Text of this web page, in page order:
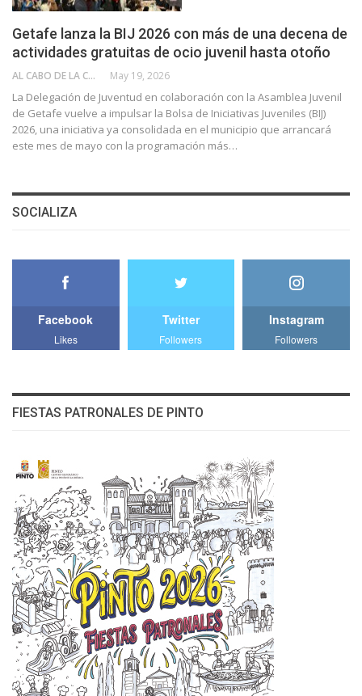
Getafe lanza la BIJ 2026 con más de una decena de
actividades gratuitas de ocio juvenil hasta otoño
AL CABO DE LA CALLE May 19, 2026
La Delegación de Juventud en colaboración con la Asamblea Juvenil
de Getafe vuelve a impulsar la Bolsa de Iniciativas Juveniles (BIJ)
2026, una iniciativa ya consolidada en el municipio que arrancará
este mes de mayo con la programación más…
SOCIALIZA
Facebook
Likes
Twitter
Followers
Instagram
Followers
FIESTAS PATRONALES DE PINTO